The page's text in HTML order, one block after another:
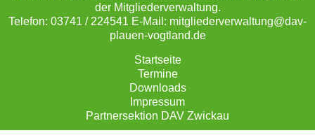
der Mitgliederverwaltung.
Telefon: 03741 / 224541 E-Mail: mitgliederverwaltung@dav-
plauen-vogtland.de
Startseite
Termine
Downloads
Impressum
Partnersektion DAV Zwickau